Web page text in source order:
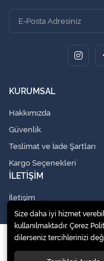
KURUMSAL
Hakkımızda
Güvenlik
Teslimat ve İade Şartları
Kargo Seçenekleri
İLETİŞİM
İletişim
© 2020Küresel Soğutma
Size daha iyi hizmet
kullanılmaktadır. Çerez
dilerseniz tercihlerinizi